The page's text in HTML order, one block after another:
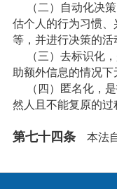
（二）自动化决策
估个人的行为习惯
等，并进行决策的活
（三）去标识化，
助额外信息的情况下
（四）匿名化，是
然人且不能复原的过
第七十四条本法自